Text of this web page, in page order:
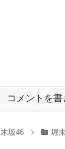
コメントを書
坂46 堀